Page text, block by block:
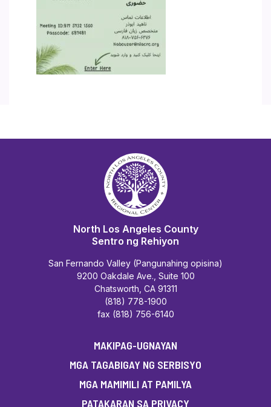
North Los Angeles County
Sentro ng Rehiyon
San Fernando Valley (Pangunahing opisina)
9200 Oakdale Ave., Suite 100
Chatsworth, CA 91311
(818) 778-1900
fax (818) 756-6140
MAKIPAG-UGNAYAN
MGA TAGABIGAY NG SERBISYO
MGA MAMIMILI AT PAMILYA
PATAKARAN SA PRIVACY